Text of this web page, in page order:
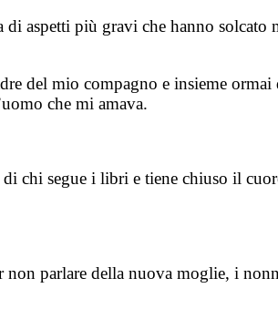
aspetti più gravi che hanno solcato
del mio compagno e insieme
che mi amava.
chi segue i libri e tiene chiuso il
parlare della nuova moglie, i